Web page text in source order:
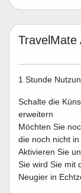
TravelMate
1 Stunde
Schalte die
erweitern
Möchten Sie
die noch nicht
Aktivieren Sie
Sie wird Sie mit
Neugier in